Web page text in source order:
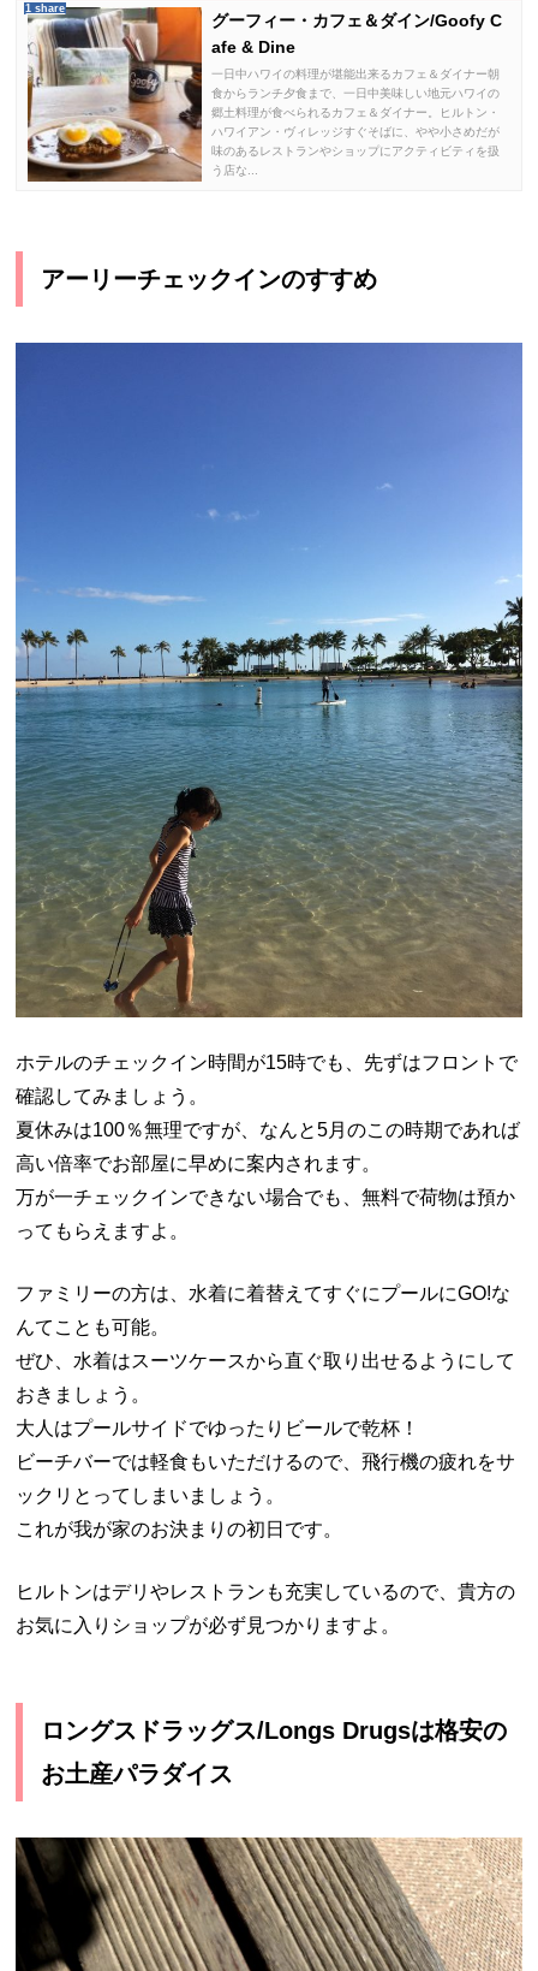
1 share
グーフィー・カフェ＆ダイン/Goofy C
afe & Dine
一日中ハワイの料理が堪能出来るカフェ＆ダイナー朝
食からランチ夕食まで、一日中美味しい地元ハワイの
郷土料理が食べられるカフェ＆ダイナー。ヒルトン・
ハワイアン・ヴィレッジすぐそばに、やや小さめだが
味のあるレストランやショップにアクティビティを扱
う店な...
アーリーチェックインのすすめ
ホテルのチェックイン時間が15時でも、先ずはフロントで
確認してみましょう。
夏休みは100％無理ですが、なんと5月のこの時期であれば
高い倍率でお部屋に早めに案内されます。
万が一チェックインできない場合でも、無料で荷物は預か
ってもらえますよ。
ファミリーの方は、水着に着替えてすぐにプールにGO!な
んてことも可能。
ぜひ、水着はスーツケースから直ぐ取り出せるようにして
おきましょう。
大人はプールサイドでゆったりビールで乾杯！
ビーチバーでは軽食もいただけるので、飛行機の疲れをサ
ックリとってしまいましょう。
これが我が家のお決まりの初日です。
ヒルトンはデリやレストランも充実しているので、貴方の
お気に入りショップが必ず見つかりますよ。
ロングスドラッグス/Longs Drugsは格安の
お土産パラダイス